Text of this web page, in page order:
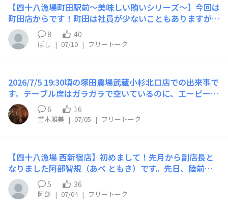
無くなりやすくなっていますので、是非お早めにご来店下
さい！以上品川店の永島がお送りしました！
を通すのは8割ほどにしておく。刻みねぎを炒め、火が通
ったら鶏肉を入れる前に先に調味料を入れケチャップの余
分な水分を飛ばし乳化直前で鶏肉を入れ全体をよく絡めな
がら鶏肉にしっかり火を通す。これさえ守れば誰が作って
ゲ・豚肉・玉子のオイスターソース炒め写真3 鶏フリッ
ターのハニーマスタードマヨ和え、メンチカツ(ランチの
残り)ハニーマスタードマヨにはアルコールを飛ばした白
ワイン少量と濃い口醤油tsp1.5杯分隠し味に加えてます。
賄いでは中華料理を作る事が多いのでたまには洋風のもの
を…と思って作ってみました。これ以外にも色々作ってま
度は内幸町店に足を運んでみてください！皆様のご来店心
よりお待ちしております。以上、内幸町店齋藤がお送りし
ました。
【四十八漁場町田駅前～美味しい賄いシリーズ～】今回は
町田店からです！町田は社員が少ないこともありますが、
賄いをアルバイトが率先して作ってくれます！アルバイト
が作ることで、調理技術の向上だけでなく、アルバイト同
士のモチベーションなどにも繋がってます。忙しい営業の
あとの賄いはスタッフにとって至福のひと時です！どれだ
みんなニコニコしながら食べてます！今回は「油淋鶏」
「冷しゃぶ」「鶏肉とナスとピリ辛炒め」の３種です！町
田は男女問わず、ガッツリ食べるスタッフが多いのでアッ
サリよりもコッテリ系が多いです！他にもロールキャベツ
もあります！写真はどっかいっちゃたので次回のお愉しみ
に！
8 40
ばし | 07/10 | フリートーク
2026/7/5 19:30頃の塚田農場武蔵小杉北口店での出来事で
す。テーブル席はガラガラで空いているのに、エーピーホ
ールディングス従業員との理由だけで、二名客が座敷席を
利用していました。これは正しいのでしょうか❓当該二名
のうち一名が御社従業員であることは、本人に確認済みで
す。正しくないのであれば、不正者を処分してください。
で開示します。なおテーブル席に案内されたエーピーホー
ルディングス従業員は店員が勝手に案内したと主張してい
ます。一方、店員はエーピーホールディングス従業員を忖
度した旨の説明です。-------------５日は店長不在のため、
6 16
重本雅美 | 07/05 | フリートーク
【四十八漁場 西新宿店】初めまして！先月から副店長と
なりました阿部智規（あべ ともき）です。先日、陸前高
田の契約漁師から届きました広田つぶ！こちらを使ったメ
ニューを紹介させていただきます！そもそも広田つぶと
は…？という方もいらっしゃると思います。正式名称は
5 36
阿部 | 07/04 | フリートーク